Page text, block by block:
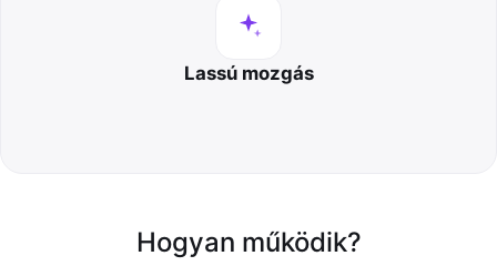
Lassú mozgás
Hogyan működik?